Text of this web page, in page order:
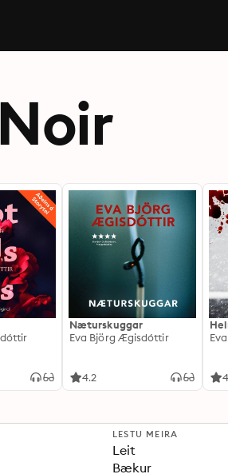
Næturskuggar
Eva Björg Ægisdóttir
4.2
LESTU MEIRA
Leit
Bækur